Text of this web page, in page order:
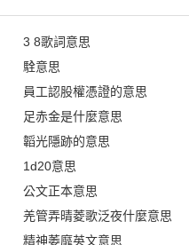
3 8歌詞意思
駩意思
員工認股權憑證的意思
足赤金是什麼意思
韜光隱跡的意思
1d20意思
公文正本意思
羌管弄晴菱歌泛夜什麼意思
精神萎靡英文意思